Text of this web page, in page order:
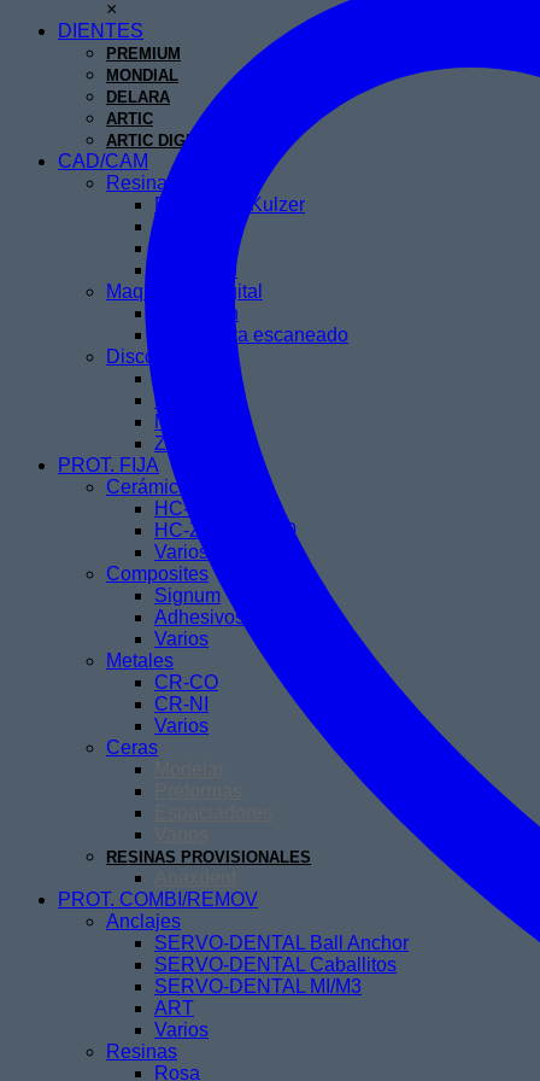
×
DIENTES
PREMIUM
MONDIAL
DELARA
ARTIC
ARTIC DIGITAL
CAD/CAM
Resinas 3D
Dima Print Kulzer
Teseracto
Maquinaria Digital
Impresión
Spray para escaneado
Discos
PMMA
Metal
Zirconio
PROT. FIJA
Cerámicas
HC-Saphir
HC-Zirconia 750
Varios
Composites
Signum
Adhesivos
Varios
Metales
CR-CO
CR-NI
Varios
Ceras
RESINAS PROVISIONALES
PROT. COMBI/REMOV
Anclajes
SERVO-DENTAL Ball Anchor
SERVO-DENTAL Caballitos
SERVO-DENTAL MI/M3
ART
Varios
Resinas
Rosa